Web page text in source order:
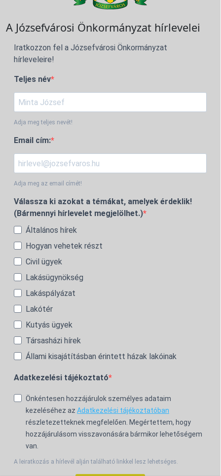
A Józsefvárosi Önkormányzat hírlevelei
Iratkozzon fel a Józsefvárosi Önkormányzat
hírleveleire!
Teljes név
Adja meg teljes nevét!
Email cím:
Adja meg az email címét!
Válassza ki azokat a témákat, amelyek érdeklik!
(Bármennyi hírlevelet megjelölhet.)
Általános hírek
Hogyan vehetek részt
Civil ügyek
Lakásügynökség
Lakáspályázat
Lakótér
Kutyás ügyek
Társasházi hírek
Állami kisajátításban érintett házak lakóinak
Adatkezelési tájékoztató
Önkéntesen hozzájárulok személyes adataim
kezeléséhez az Adatkezelési tájékoztatóban
részletezetteknek megfelelően. Megértettem, hogy
hozzájárulásom visszavonására bármikor lehetőségem
van.
A leiratkozás a hírlevél alján található linkkel lesz lehetséges.